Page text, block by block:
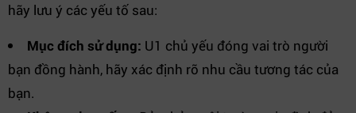
hãy lưu ý các yếu tố sau:
Mục đích sử dụng: U1 chủ yếu đóng vai trò người
bạn đồng hành, hãy xác định rõ nhu cầu tương tác của
bạn.